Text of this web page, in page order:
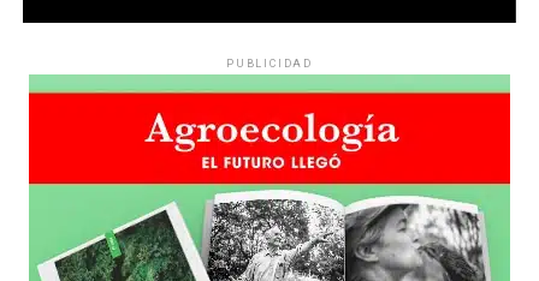
PUBLICIDAD